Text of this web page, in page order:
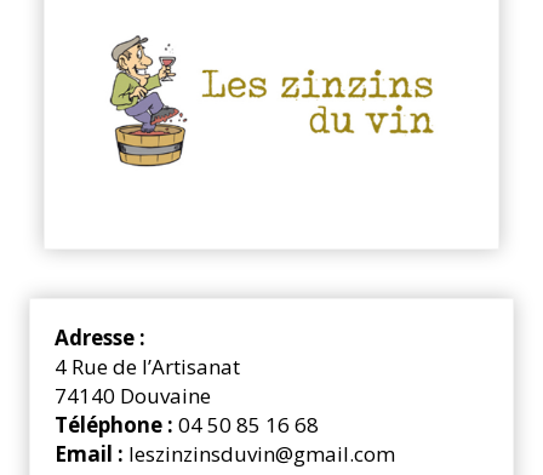
Adresse :
4 Rue de l’Artisanat
74140 Douvaine
Téléphone : 04 50 85 16 68
Email : leszinzinsduvin@gmail.com